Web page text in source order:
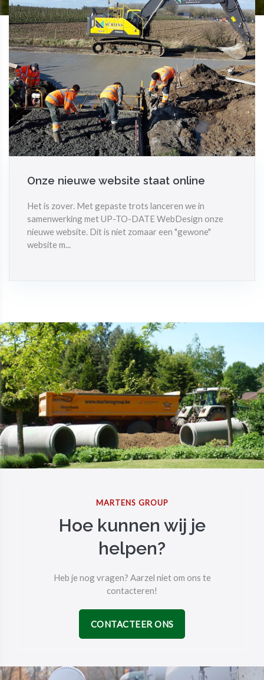
Onze nieuwe website staat online
Het is zover. Met gepaste trots lanceren we in
samenwerking met UP-TO-DATE WebDesign onze
nieuwe website. Dit is niet zomaar een "gewone"
website m...
MARTENS GROUP
Hoe kunnen wij je
helpen?
Heb je nog vragen? Aarzel niet om ons te
contacteren!
CONTACTEER ONS